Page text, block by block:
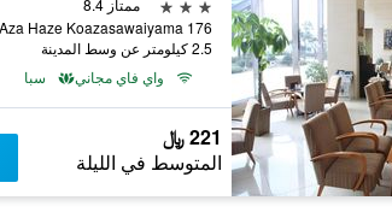
ممتاز 8.4
2.5 كيلومتر عن وسط المدينة
واي فاي مجاني
سبا
221 ﷼
المتوسط في الليلة